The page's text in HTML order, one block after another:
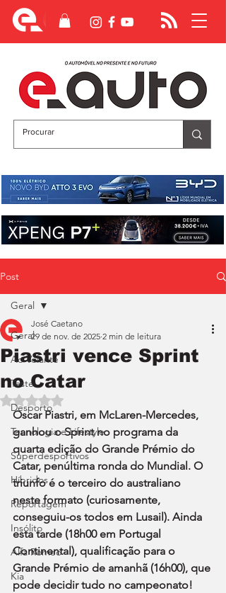
Post
Geral
Ao Volante
Teste
Desporto
Tecnologia e Lifestyle
Superdesportivos
Híbridos
Reportagem
Insólito
Alfa Romeo
Kia
Geral
Piastri vence Sprint
no Catar
José Caetano
29 de nov. de 2025 2 min de leitura
Avaliado com NaN de 5 estrelas.
Oscar Piastri, em McLaren-Mercedes,
ganhou o Sprint no programa da
quarta edição do Grande Prémio do
Catar, penúltima ronda do Mundial. O
triunfo é o terceiro do australiano
neste formato (curiosamente,
conseguiu-os todos em Lusail). Ainda
esta tarde (18h00 em Portugal
Continental), qualificação para o
Grande Prémio de amanhã (16h00), que
pode decidir tudo no campeonato!